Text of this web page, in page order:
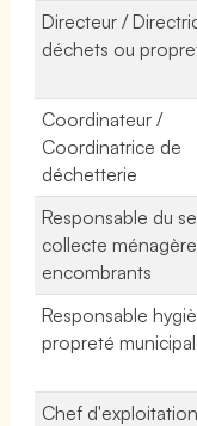
Directeur /
déchets ou
Coordinateur /
Coordinatrice de
déchetterie
Responsable du
collecte
encombrants
Responsable
propreté
Chef d'exploitation